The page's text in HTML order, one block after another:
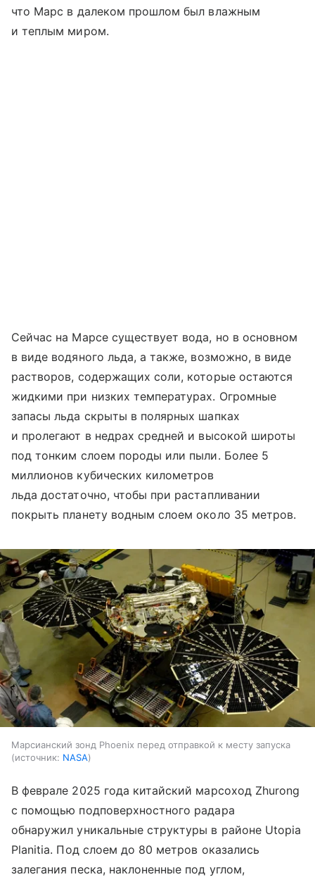
что Марс в далеком прошлом был влажным
и теплым миром.
Сейчас на Марсе существует вода, но в основном
в виде водяного льда, а также, возможно, в виде
растворов, содержащих соли, которые остаются
жидкими при низких температурах. Огромные
запасы льда скрыты в полярных шапках
и пролегают в недрах средней и высокой широты
под тонким слоем породы или пыли. Более 5
миллионов кубических километров
льда достаточно, чтобы при растапливании
покрыть планету водным слоем около 35 метров.
Марсианский зонд Phoenix перед отправкой к месту запуска
источник: NASA
В феврале 2025 года китайский марсоход Zhurong
с помощью подповерхностного радара
обнаружил уникальные структуры в районе Utopia
Planitia. Под слоем до 80 метров оказались
залегания песка, наклоненные под углом,